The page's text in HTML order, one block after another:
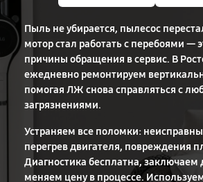
Пыль не убирается, пылесос
мотор стал работать с перебоями —
причины обращения в сервис. В
ежедневно ремонтируем
помогая ЛЖ снова справляться с
загрязнениями.
Устраняем все поломки:
перегрев двигателя, повреждения
Диагностика бесплатна, заключаем
меняем цену в процессе.